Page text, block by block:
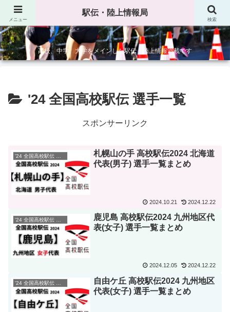
駅伝・陸上情報局
高校、中学、大学をメインした駅伝・陸上情報満載です
'24 全国高校駅伝 選手一覧
スポンサーリンク
札幌山の手 高校駅伝2024 北海道
代表(男子) 選手一覧まとめ
2024.10.21 2024.12.22
鹿児島 高校駅伝2024 九州地区代
表(女子) 選手一覧まとめ
2024.12.05 2024.12.22
'24 全国高校駅伝 選手一覧
自由ケ丘 高校駅伝2024 九州地区
代表(女子) 選手一覧まとめ
メニュー
駅伝・陸上情報局
検索